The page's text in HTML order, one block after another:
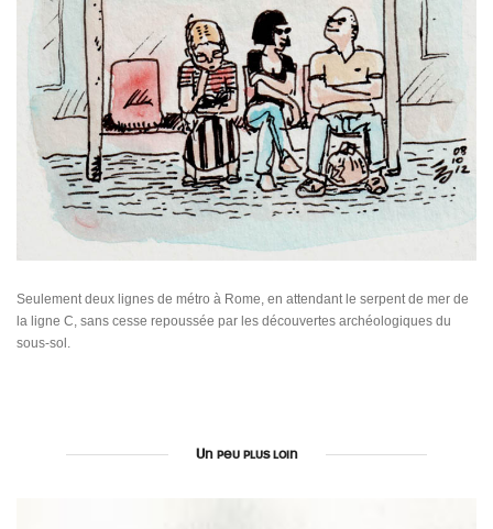
Seulement deux lignes de métro à Rome, en attendant le serpent de mer de
la ligne C, sans cesse repoussée par les découvertes archéologiques du
sous-sol.
Un peu plus loin